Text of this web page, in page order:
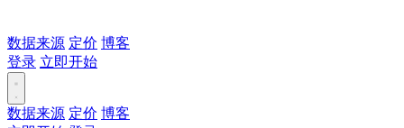
数据来源 定价 博客
登录 立即开始
数据来源 定价 博客